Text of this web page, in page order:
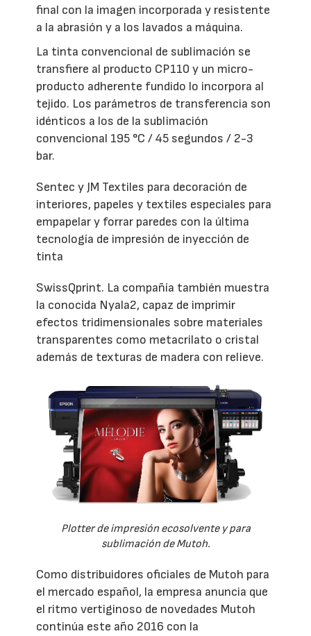
final con la imagen incorporada y resistente
a la abrasión y a los lavados a máquina.
La tinta convencional de sublimación se
transfiere al producto CP110 y un micro-
producto adherente fundido lo incorpora al
tejido. Los parámetros de transferencia son
idénticos a los de la sublimación
convencional 195 °C / 45 segundos / 2-3
bar.
Sentec y JM Textiles para decoración de
interiores, papeles y textiles especiales para
empapelar y forrar paredes con la última
tecnología de impresión de inyección de
tinta
SwissQprint. La compañía también muestra
la conocida Nyala2, capaz de imprimir
efectos tridimensionales sobre materiales
transparentes como metacrilato o cristal
además de texturas de madera con relieve.
Plotter de impresión ecosolvente y para
sublimación de Mutoh.
Como distribuidores oficiales de Mutoh para
el mercado español, la empresa anuncia que
el ritmo vertiginoso de novedades Mutoh
continúa este año 2016 con la